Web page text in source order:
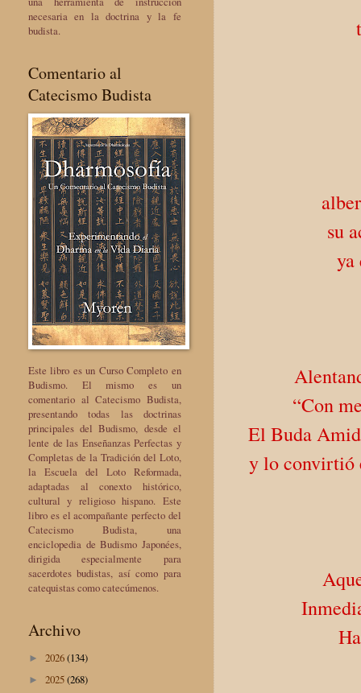
su
ya
“Con
El Buda
y lo convirtió
necesaria en la doctrina y la fe
budista.
Comentario al
Catecismo Budista
Este libro es un Curso Completo en
Budismo. El mismo es un
comentario al Catecismo Budista,
presentando todas las doctrinas
principales del Budismo, desde el
lente de las Enseñanzas Perfectas y
Completas de la Tradición del Loto,
la Escuela del Loto Reformada,
adaptadas al conexto histórico,
cultural y religioso hispano. Este
libro es el acompañante perfecto del
Catecismo Budista, una
enciclopedia de Budismo Japonées,
dirigida especialmente para
sacerdotes budistas, así como para
catequistas como catecúmenos.
Archivo
► 2026(134)
► 2025(268)